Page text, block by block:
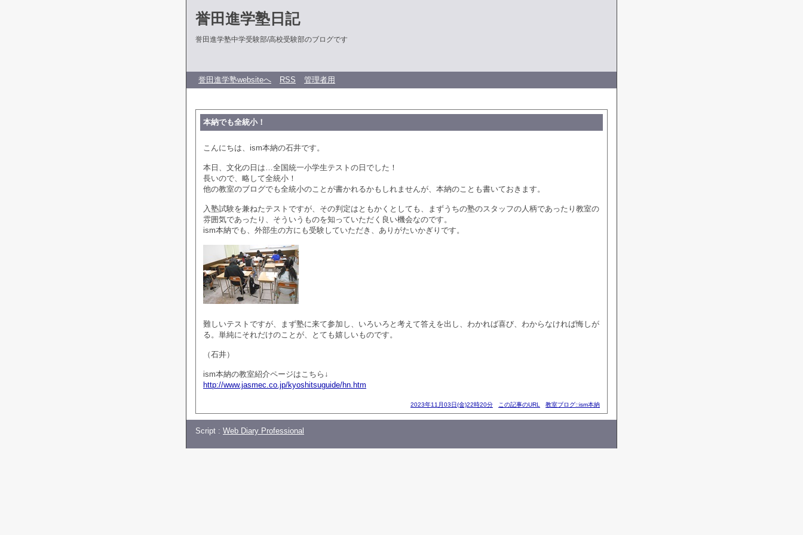
誉田進学塾日記
誉田進学塾中学受験部/高校受験部のブログです
誉田進学塾websiteへ RSS 管理者用
本納でも全統小！
こんにちは、ism本納の石井です。
本日、文化の日は…全国統一小学生テストの日でした！
長いので、略して全統小！
他の教室のブログでも全統小のことが書かれるかもしれませんが、本納のことも書いておきます。
入塾試験を兼ねたテストですが、その判定はともかくとしても、まずうちの塾のスタッフの人柄であったり教室の
雰囲気であったり、そういうものを知っていただく良い機会なのです。
ism本納でも、外部生の方にも受験していただき、ありがたいかぎりです。
難しいテストですが、まず塾に来て参加し、いろいろと考えて答えを出し、わかれば喜び、わからなければ悔しが
る。単純にそれだけのことが、とても嬉しいものです。
（石井）
ism本納の教室紹介ページはこちら↓
http://www.jasmec.co.jp/kyoshitsuguide/hn.htm
2023年11月03日(金)22時20分 この記事のURL 教室ブログ::ism本納
Script : Web Diary Professional